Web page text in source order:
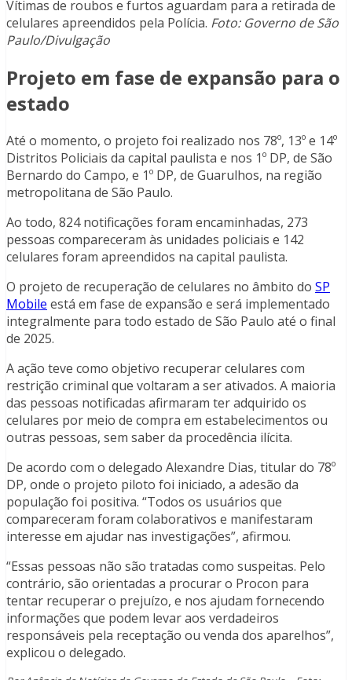
Vítimas de roubos e furtos aguardam para a retirada de
celulares apreendidos pela Polícia. Foto: Governo de São
Paulo/Divulgação
Projeto em fase de expansão para o
estado
Até o momento, o projeto foi realizado nos 78º, 13º e 14º
Distritos Policiais da capital paulista e nos 1º DP, de São
Bernardo do Campo, e 1º DP, de Guarulhos, na região
metropolitana de São Paulo.
Ao todo, 824 notificações foram encaminhadas, 273
pessoas compareceram às unidades policiais e 142
celulares foram apreendidos na capital paulista.
O projeto de recuperação de celulares no âmbito do SP
Mobile está em fase de expansão e será implementado
integralmente para todo estado de São Paulo até o final
de 2025.
A ação teve como objetivo recuperar celulares com
restrição criminal que voltaram a ser ativados. A maioria
das pessoas notificadas afirmaram ter adquirido os
celulares por meio de compra em estabelecimentos ou
outras pessoas, sem saber da procedência ilícita.
De acordo com o delegado Alexandre Dias, titular do 78º
DP, onde o projeto piloto foi iniciado, a adesão da
população foi positiva. “Todos os usuários que
compareceram foram colaborativos e manifestaram
interesse em ajudar nas investigações”, afirmou.
“Essas pessoas não são tratadas como suspeitas. Pelo
contrário, são orientadas a procurar o Procon para
tentar recuperar o prejuízo, e nos ajudam fornecendo
informações que podem levar aos verdadeiros
responsáveis pela receptação ou venda dos aparelhos”,
explicou o delegado.